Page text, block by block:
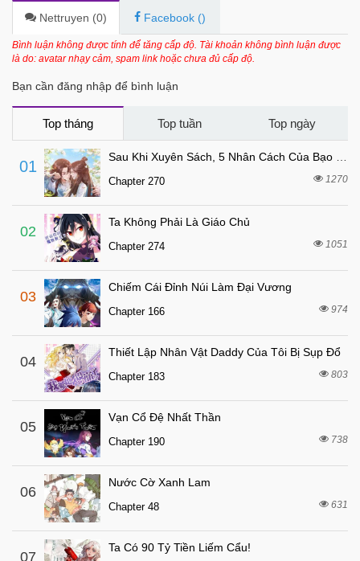
Chapter 106 6 tháng trước
Chapter 105 6 tháng trước
6 tháng trước
Chapter 103
Chapter 102 6 tháng trước
Chapter 101
Chapter 100
Chapter 99
Chapter 98 6 tháng trước
Chapter 97
Chapter 96
Chapter 95
Chapter 94 6 tháng trước
Chapter 93 6 tháng trước
Chapter 92
Chapter 91 6 tháng trước
Chapter 90
Chapter 89 6 tháng trước
Chapter 88
Chapter 87
Chapter 86 6 tháng trước
Nettruyen (0) Facebook ()
Bình luận không được tính để tăng cấp độ. Tài khoản không bình luận được
là do: avatar nhạy cảm, spam link hoặc chưa đủ cấp độ.
Bạn cần đăng nhập để bình luận
Top tháng Top tuần Top ngày
01
Chapter 270 1270
02
Ta Không Phải Là Giáo Chủ
Chapter 274 1051
03
Chiếm Cái Đỉnh Núi Làm Đại Vương
Chapter 166 974
04
Thiết Lập Nhân Vật Daddy Của Tôi Bị Sụp Đổ
Chapter 183 803
05
Vạn Cổ Đệ Nhất Thần
Chapter 190 738
06
Nước Cờ Xanh Lam
Chapter 48 631
07
Ta Có 90 Tỷ Tiền Liếm Cẩu!